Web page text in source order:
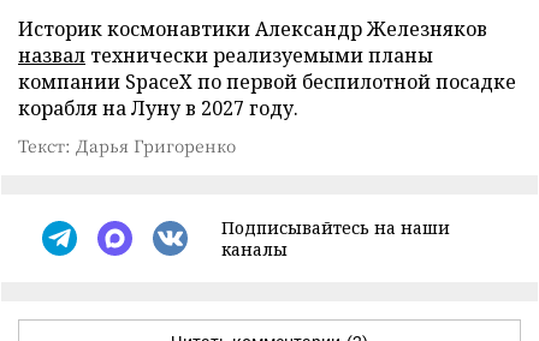
Историк космонавтики Александр Железняков
назвал технически реализуемыми планы
компании SpaceX по первой беспилотной посадке
корабля на Луну в 2027 году.
Текст: Дарья Григоренко
Подписывайтесь на наши
каналы